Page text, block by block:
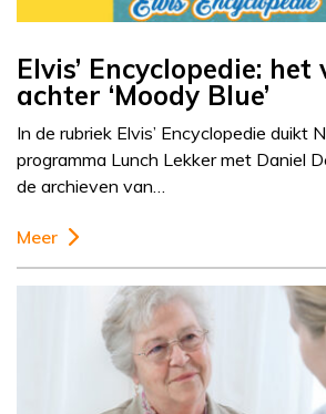
Elvis’ Encyclopedie: het
achter ‘Moody Blue’
In de rubriek Elvis’ Encyclopedie duikt
programma Lunch Lekker met Daniel
de archieven van…
Meer